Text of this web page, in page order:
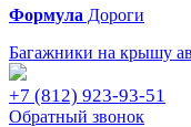
Формула Дороги
Багажники на крышу
+7 (812) 923-93-51
Обратный звонок